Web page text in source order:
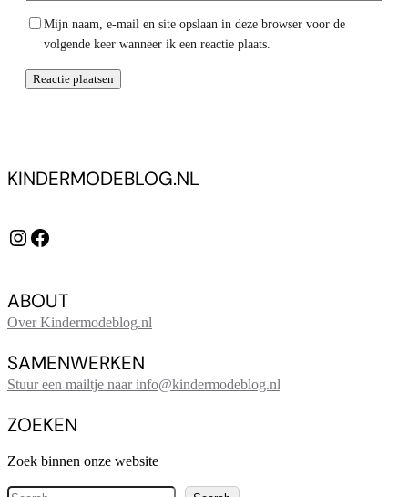
Mijn naam, e-mail en site opslaan in deze browser voor de
volgende keer wanneer ik een reactie plaats.
KINDERMODEBLOG.NL
Instagram Facebook
ABOUT
Over Kindermodeblog.nl
SAMENWERKEN
Stuur een mailtje naar info@kindermodeblog.nl
ZOEKEN
Zoek binnen onze website